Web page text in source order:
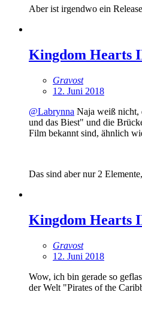
Aber ist irgendwo ein
Kingdom Hearts
Gravost
12. Juni 2018
@Labrynna Naja weiß nicht,
und das Biest" und die
Film bekannt sind, ähnlich
Das sind aber nur 2
Kingdom Hearts
Gravost
12. Juni 2018
Wow, ich bin gerade so
der Welt "Pirates of the